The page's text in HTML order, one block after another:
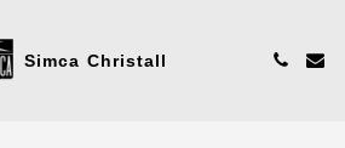
Simca Christall